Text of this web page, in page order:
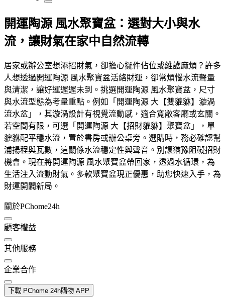
開運陶源 風水聚寶盆：選對大小與水
流，讓財氣在家中自然流轉
居家或辦公室想添招財氣，卻擔心擺件佔位或維護麻煩？許多
人想透過開運陶源 風水聚寶盆活絡財運，卻常煩惱水流聲量
與清潔，讓好運遲遲未到。挑選開運陶源 風水聚寶盆，尺寸
與水流型態為考量重點。例如「開運陶源 大【雙貔貅】漩渦
流水盆」，其漩渦設計有視覺流動感，適合寬敞客廳或玄關。
若空間有限，可選「開運陶源 大【招財貔貅】聚寶盆」，單
貔貅配平穩水流，置於書房或辦公桌旁。選購時，務必確認幫
浦揚程與瓦數，這關係水流穩定性與聲音。別讓猶豫阻礙招財
機會。現在將開運陶源 風水聚寶盆帶回家，透過水循環，為
生活注入流動財氣。多款聚寶盆現正優惠，助您快速入手，為
財運開闢新局。
關於PChome24h
顧客權益
其他服務
企業合作
下載 PChome 24h購物 APP